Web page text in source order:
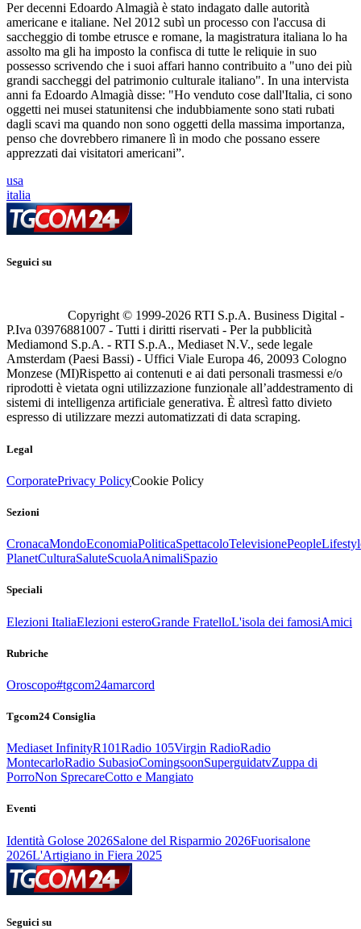
Per decenni Edoardo Almagià è stato indagato dalle autorità
americane e italiane. Nel 2012 subì un processo con l'accusa di
saccheggio di tombe etrusce e romane, la magistratura italiana lo ha
assolto ma gli ha imposto la confisca di tutte le reliquie in suo
possesso scrivendo che i suoi affari hanno contribuito a "uno dei più
grandi saccheggi del patrimonio culturale italiano". In una intervista
anni fa Edoardo Almagià disse: "Ho venduto cose dall'Italia, ci sono
oggetti nei musei statunitensi che indubbiamente sono stati rubati
dagli scavi ma quando non sono oggetti della massima importanza,
penso che dovrebbero rimanere lì in modo che possano essere
apprezzati dai visitatori americani”.
usa
italia
Seguici su
Copyright © 1999-2026 RTI S.p.A. Business Digital -
P.Iva 03976881007 - Tutti i diritti riservati - Per la pubblicità
Mediamond S.p.A. - RTI S.p.A., Mediaset N.V., sede legale
Amsterdam (Paesi Bassi) - Uffici Viale Europa 46, 20093 Cologno
Monzese (MI)Rispetto ai contenuti e ai dati personali trasmessi e/o
riprodotti è vietata ogni utilizzazione funzionale all’addestramento di
sistemi di intelligenza artificiale generativa. È altresì fatto divieto
espresso di utilizzare mezzi automatizzati di data scraping.
Legal
CorporatePrivacy PolicyCookie Policy
Sezioni
CronacaMondoEconomiaPoliticaSpettacoloTelevisionePeople
PlanetCulturaSaluteScuolaAnimaliSpazio
Speciali
Elezioni ItaliaElezioni esteroGrande FratelloL'isola dei famosiAmici
Rubriche
Oroscopo#tgcom24amarcord
Tgcom24 Consiglia
Mediaset InfinityR101Radio 105Virgin RadioRadio
MontecarloRadio SubasioComingsoonSuperguidatvZuppa di
PorroNon SprecareCotto e Mangiato
Eventi
Identità Golose 2026Salone del Risparmio 2026Fuorisalone
2026L'Artigiano in Fiera 2025
Seguici su